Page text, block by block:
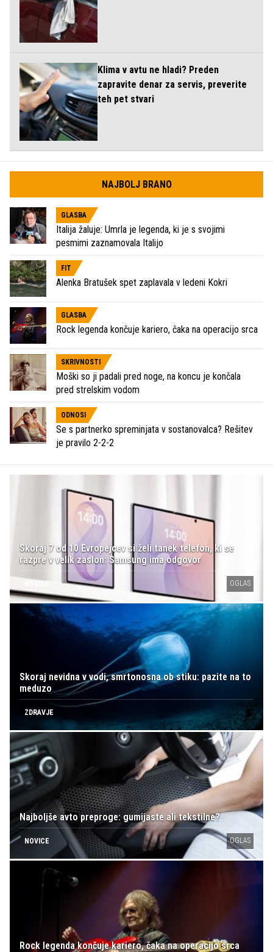
Klima v avtu ne hladi? Preden
zapravite denar za servis, preverite
teh pet stvari
NAJBOLJ BRANO
GLASBA
Italija žaluje: Umrla je legenda, ki je s svojimi
pesmimi zaznamovala Italijo
FIT
Alenka Bratušek spet zaplavala v ledeni Kokri
GLASBA
Rock legenda končuje kariero, čaka na operacijo srca
SKRIVNOSTI
Moški so ji padali pred noge, na koncu je končala
pred strelskim vodom
ODNOSI
Se s partnerko spreminjata v sostanovalca? Rešitev
je pravilo 2-2-2
Skoraj 7 od 10 Evropejcev si želi tanek telefon, ki se
razpre v velik zaslon: Samsung ima odgovor
NOVICE OGLAS
Skoraj nevidna v vodi, smrtonosna ob stiku: pazite na to
meduzo
ZDRAVJE
Najboljše avto preproge: gumijaste ali tekstilne?
NOVICE OGLAS
Rock legenda končuje kariero, čaka na operacijo srca